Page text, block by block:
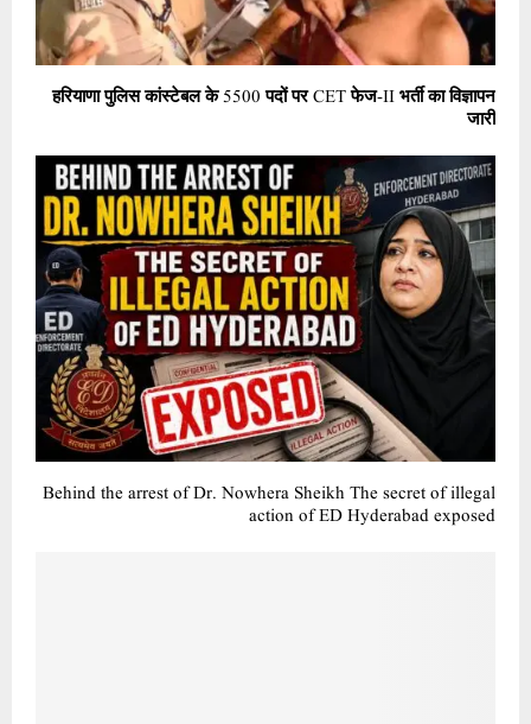
हरियाणा पुलिस कांस्टेबल के 5500 पदों पर CET फेज-II भर्ती का विज्ञापन
जारी
Behind the arrest of Dr. Nowhera Sheikh The secret of illegal
action of ED Hyderabad exposed